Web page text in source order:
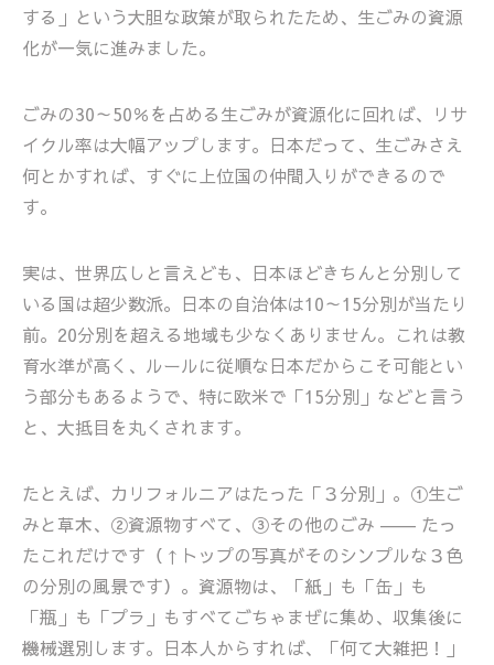
する」という大胆な政策が取られたため、生ごみの資源
化が一気に進みました。
ごみの30～50％を占める生ごみが資源化に回れば、リサ
イクル率は大幅アップします。日本だって、生ごみさえ
何とかすれば、すぐに上位国の仲間入りができるので
す。
実は、世界広しと言えども、日本ほどきちんと分別して
いる国は超少数派。日本の自治体は10～15分別が当たり
前。20分別を超える地域も少なくありません。これは教
育水準が高く、ルールに従順な日本だからこそ可能とい
う部分もあるようで、特に欧米で「15分別」などと言う
と、大抵目を丸くされます。
たとえば、カリフォルニアはたった「３分別」。①生ご
みと草木、②資源物すべて、③その他のごみ ―― たっ
たこれだけです（↑トップの写真がそのシンプルな３色
の分別の風景です）。資源物は、「紙」も「缶」も
「瓶」も「プラ」もすべてごちゃまぜに集め、収集後に
機械選別します。日本人からすれば、「何て大雑把！」